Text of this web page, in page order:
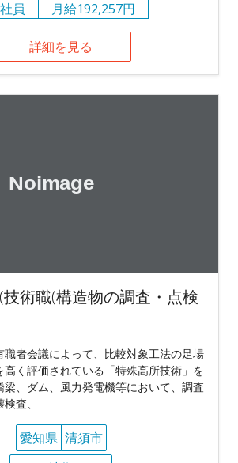
員 月給192,257円
詳細を見る
術職(構造物の調査・点検
職者会議によって、比較対象工法の足場
高く評価されている「特殊高所技術」を
梁、ダム、風力発電機等において、調査
査、
愛知県 清須市